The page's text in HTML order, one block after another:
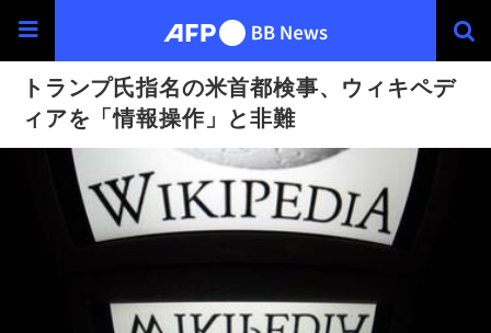
トランプ氏指名の米首都検事、ウィキペデ
ィアを「情報操作」と非難